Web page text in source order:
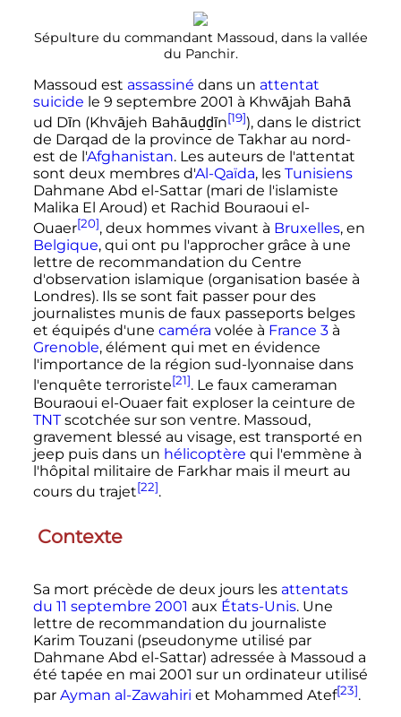
Sépulture du commandant Massoud, dans la vallée
du Panchir.
Massoud est assassiné dans un attentat
suicide le 9 septembre 2001 à Khwājah Bahā
ud Dīn (Khvājeh Bahāuḏḏīn[19]), dans le district
de Darqad de la province de Takhar au nord-
est de l'Afghanistan. Les auteurs de l'attentat
sont deux membres d'Al-Qaïda, les Tunisiens
Dahmane Abd el-Sattar (mari de l'islamiste
Malika El Aroud) et Rachid Bouraoui el-
Ouaer[20], deux hommes vivant à Bruxelles, en
Belgique, qui ont pu l'approcher grâce à une
lettre de recommandation du Centre
d'observation islamique (organisation basée à
Londres). Ils se sont fait passer pour des
journalistes munis de faux passeports belges
et équipés d'une caméra volée à France 3à
Grenoble, élément qui met en évidence
l'importance de la région sud-lyonnaise dans
l'enquête terroriste[21]. Le faux cameraman
Bouraoui el-Ouaer fait exploser la ceinture de
TNTscotchée sur son ventre. Massoud,
gravement blessé au visage, est transporté en
jeep puis dans un hélicoptère qui l'emmène à
l'hôpital militaire de Farkhar mais il meurt au
cours du trajet[22].
Contexte
Sa mort précède de deux jours les attentats
du 11 septembre 2001 aux États-Unis. Une
lettre de recommandation du journaliste
Karim Touzani (pseudonyme utilisé par
Dahmane Abd el-Sattar) adressée à Massoud a
été tapée en mai 2001 sur un ordinateur utilisé
par Ayman al-Zawahiri et Mohammed Atef[23].